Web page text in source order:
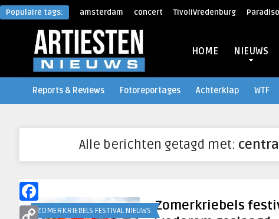
Populaire tags: amsterdam concert TivoliVredenburg Paradiso
HOME NIEUWS
Reports & Reviews Fotoreportages Achterklap WTF
Alle berichten getagd met:
ZOMERKRIEBELS FESTIVAL NIEUWS Zomerkriebels
Facebook